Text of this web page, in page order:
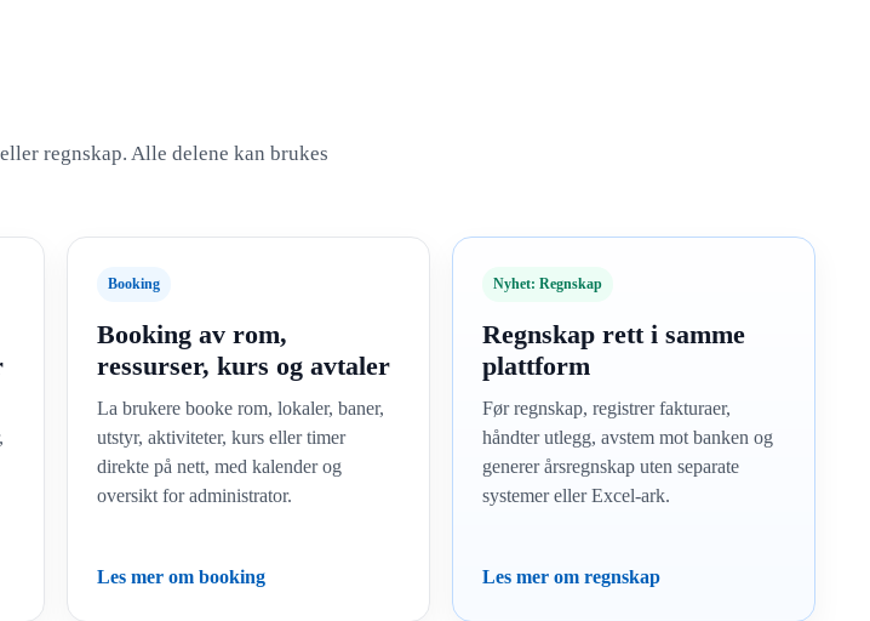
regnskap. Alle delene kan brukes
Booking
Booking av rom,
ressurser, kurs og avtaler
La brukere booke rom, lokaler, baner,
utstyr, aktiviteter, kurs eller timer
direkte på nett, med kalender og
oversikt for administrator.
Les mer om booking
Nyhet: Regnskap
Regnskap rett i samme
plattform
Før regnskap, registrer fakturaer,
håndter utlegg, avstem mot banken og
generer årsregnskap uten separate
systemer eller Excel-ark.
Les mer om regnskap